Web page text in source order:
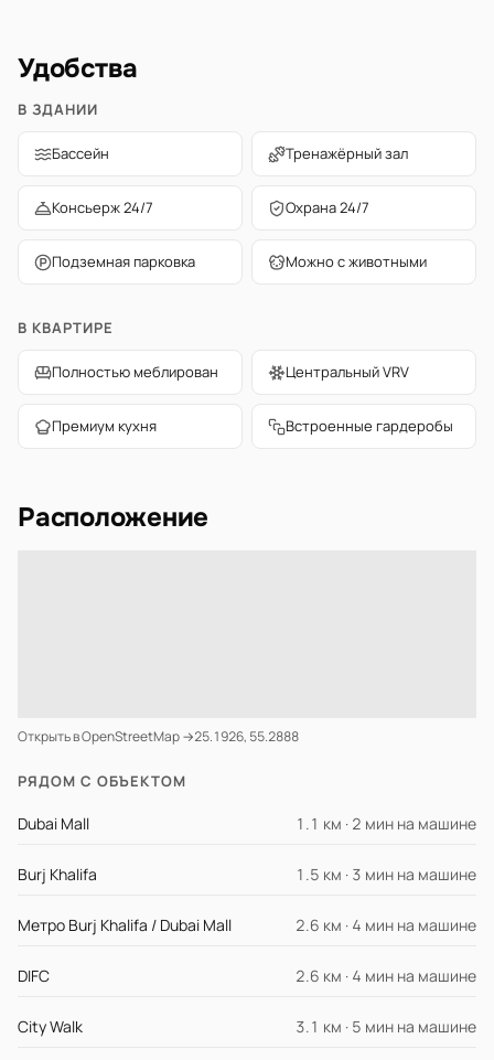
Удобства
В ЗДАНИИ
Бассейн Тренажёрный зал
Консьерж 24/7 Охрана 24/7
Подземная парковка Можно с животными
В КВАРТИРЕ
Полностью меблирован Центральный VRV
Премиум кухня Встроенные гардеробы
Расположение
Открыть в OpenStreetMap →25.1926, 55.2888
РЯДОМ С ОБЪЕКТОМ
Dubai Mall 1.1 км · 2 мин на машине
Burj Khalifa 1.5 км · 3 мин на машине
Метро Burj Khalifa / Dubai Mall 2.6 км · 4 мин на машине
DIFC 2.6 км · 4 мин на машине
City Walk 3.1 км · 5 мин на машине